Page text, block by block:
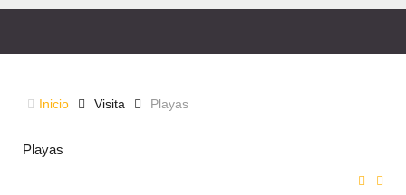
PLAYAS
Inicio Visita Playas
Playas